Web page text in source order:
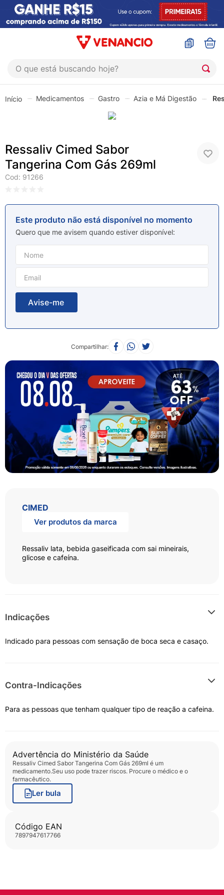
O que está buscando hoje?
Medicamentos Gastro Azia e Má Digestão
Ressaliv Cimed Sabor
Tangerina Com Gás 269ml
Cod: 91266
Este produto não está disponível no momento
Quero que me avisem quando estiver disponível
Compartilhar
CIMED
Ver produtos da marca
Ressaliv lata, bebida gaseificada com sai mineirais,
glicose e cafeína.
Indicações
Indicado para pessoas com sensação de boca seca e casaço.
Contra-Indicações
Para as pessoas que tenham qualquer tipo de reação a cafeina.
Advertência do Ministério da Saúde
Ressaliv Cimed Sabor Tangerina Com Gás 269ml é um
medicamento.Seu uso pode trazer riscos. Procure o médico e o
farmacêutico.
Ler bula
Código EAN
7897947617766
1º
coristina
4º
fly gotas
esmalte
9º
lenço umedecido